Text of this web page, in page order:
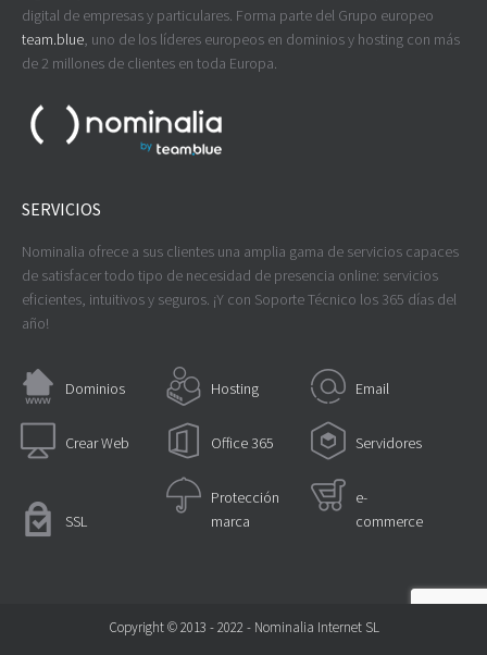
digital de empresas y particulares. Forma parte del Grupo europeo
team.blue, uno de los líderes europeos en dominios y hosting con más
de 2 millones de clientes en toda Europa.
SERVICIOS
Nominalia ofrece a sus clientes una amplia gama de servicios capaces
de satisfacer todo tipo de necesidad de presencia online: servicios
eficientes, intuitivos y seguros. ¡Y con Soporte Técnico los 365 días del
año!
Dominios Hosting Email
Crear Web Office 365 Servidores
SSL
Protección
marca
e-
commerce
Copyright © 2013 - 2022 - Nominalia Internet SL